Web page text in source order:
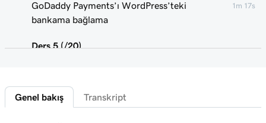
GoDaddy Payments’ı WordPress’teki
bankama bağlama
1m 17s
Ders 5 (/20)
Ders 6 (/20)
WordPress için Yönetilebilir Hosting'de Ödeme
Genel bakış Transkript